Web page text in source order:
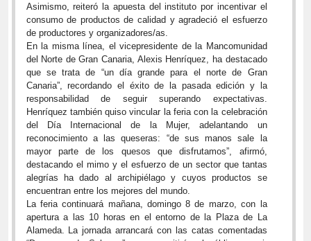
Asimismo, reiteró la apuesta del instituto por incentivar el
consumo de productos de calidad y agradeció el esfuerzo
de productores y organizadores/as.
En la misma línea, el vicepresidente de la Mancomunidad
del Norte de Gran Canaria, Alexis Henríquez, ha destacado
que se trata de “un día grande para el norte de Gran
Canaria”, recordando el éxito de la pasada edición y la
responsabilidad de seguir superando expectativas.
Henríquez también quiso vincular la feria con la celebración
del Día Internacional de la Mujer, adelantando un
reconocimiento a las queseras: “de sus manos sale la
mayor parte de los quesos que disfrutamos”, afirmó,
destacando el mimo y el esfuerzo de un sector que tantas
alegrías ha dado al archipiélago y cuyos productos se
encuentran entre los mejores del mundo.
La feria continuará mañana, domingo 8 de marzo, con la
apertura a las 10 horas en el entorno de la Plaza de La
Alameda. La jornada arrancará con las catas comentadas